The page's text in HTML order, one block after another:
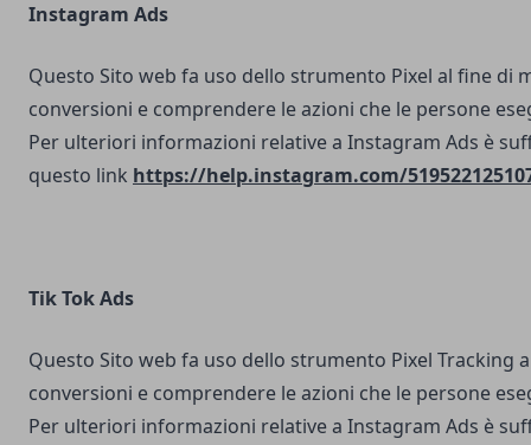
Instagram Ads
Questo Sito web fa uso dello strumento Pixel al fine di
conversioni e comprendere le azioni che le persone
Per ulteriori informazioni relative a Instagram Ads è
questo link https://help.instagram.com/
Tik Tok Ads
Questo Sito web fa uso dello strumento Pixel Tracking
conversioni e comprendere le azioni che le persone
Per ulteriori informazioni relative a Instagram Ads è